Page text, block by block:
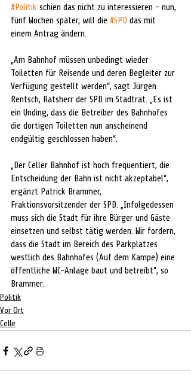
#Politik schien das nicht zu interessieren - nun,
fünf Wochen später, will die #SPD das mit
einem Antrag ändern.
„Am Bahnhof müssen unbedingt wieder
Toiletten für Reisende und deren Begleiter zur
Verfügung gestellt werden“, sagt Jürgen
Rentsch, Ratsherr der SPD im Stadtrat. „Es ist
ein Unding, dass die Betreiber des Bahnhofes
die dortigen Toiletten nun anscheinend
endgültig geschlossen haben“.
„Der Celler Bahnhof ist hoch frequentiert, die
Entscheidung der Bahn ist nicht akzeptabel“,
ergänzt Patrick Brammer,
Fraktionsvorsitzender der SPD. „Infolgedessen
muss sich die Stadt für ihre Bürger und Gäste
einsetzen und selbst tätig werden. Wir fordern,
dass die Stadt im Bereich des Parkplatzes
westlich des Bahnhofes (Auf dem Kampe) eine
öffentliche WC-Anlage baut und betreibt", so
Brammer.
Politik
Vor Ort
Celle